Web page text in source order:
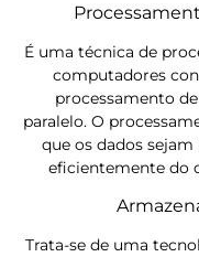
É uma técnica de
computadores
processamento
paralelo. O
que os dados
eficientemente do
Trata-se de uma